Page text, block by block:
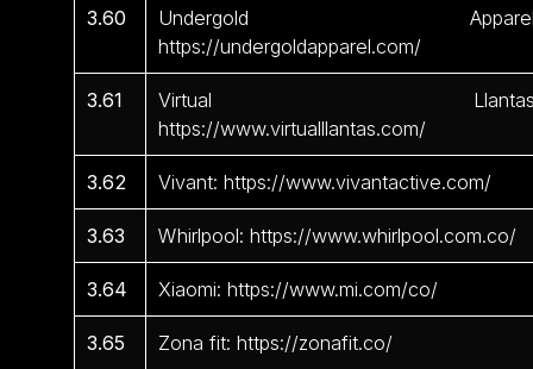
3.60
Undergold
https://undergoldapparel.com/
3.61
Virtual
https://www.virtualllantas.com/
3.62 Vivant: https://www.vivantactive.com/
3.63 Whirlpool: https://www.whirlpool.com.co/
3.64 Xiaomi: https://www.mi.com/co/
3.65 Zona fit: https://zonafit.co/